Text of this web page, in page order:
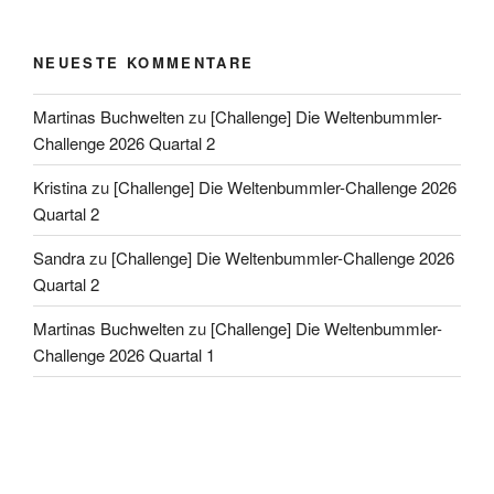
NEUESTE KOMMENTARE
Martinas Buchweltenzu [Challenge] Die Weltenbummler-
Challenge 2026 Quartal 2
Kristinazu [Challenge] Die Weltenbummler-Challenge 2026
Quartal 2
Sandrazu [Challenge] Die Weltenbummler-Challenge 2026
Quartal 2
Martinas Buchweltenzu [Challenge] Die Weltenbummler-
Challenge 2026 Quartal 1